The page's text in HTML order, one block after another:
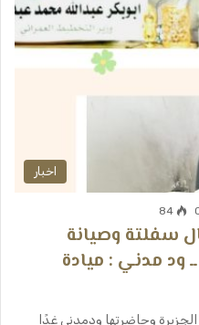
اخبار
84
سفلتة وصيانة
ود مدني : ميادة
وحاضرتها ودمدني غدًا